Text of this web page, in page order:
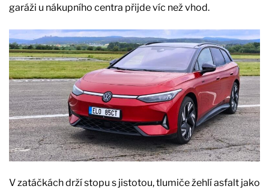
garáži u nákupního centra přijde víc než vhod.
V zatáčkách drží stopu s jistotou, tlumiče žehlí asfalt jako